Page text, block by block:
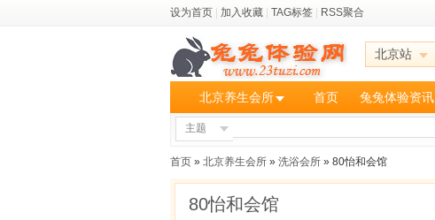
设为首页 加入收藏 TAG标签 RSS聚合
北京站
北京养生会所 首页 兔兔体验资讯
主题
首页 » 北京养生会所 » 洗浴会所 » 80怡和会馆
80怡和会馆